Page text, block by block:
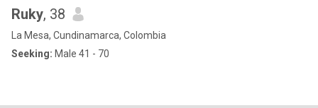
Ruky, 38
La Mesa, Cundinamarca, Colombia
Seeking: Male 41 - 70